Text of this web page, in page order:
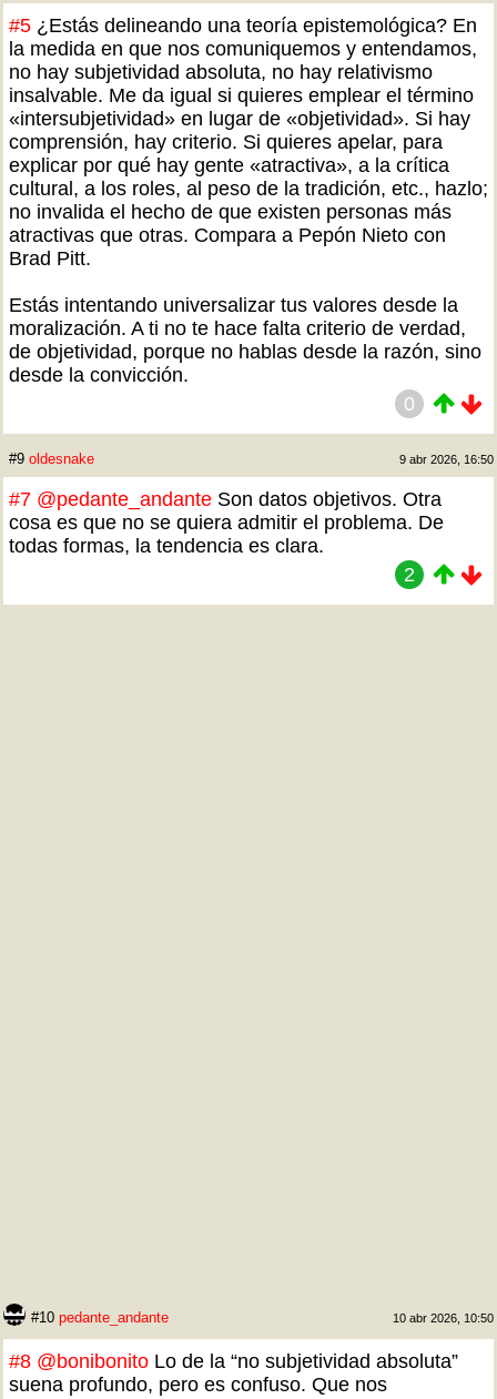
#5 ¿Estás delineando una teoría epistemológica? En
la medida en que nos comuniquemos y entendamos,
no hay subjetividad absoluta, no hay relativismo
insalvable. Me da igual si quieres emplear el término
«intersubjetividad» en lugar de «objetividad». Si hay
comprensión, hay criterio. Si quieres apelar, para
explicar por qué hay gente «atractiva», a la crítica
cultural, a los roles, al peso de la tradición, etc., hazlo;
no invalida el hecho de que existen personas más
atractivas que otras. Compara a Pepón Nieto con
Brad Pitt.
Estás intentando universalizar tus valores desde la
moralización. A ti no te hace falta criterio de verdad,
de objetividad, porque no hablas desde la razón, sino
desde la convicción.
0
#9 oldesnake 9 abr 2026, 16:50
#7 @pedante_andante Son datos objetivos. Otra
cosa es que no se quiera admitir el problema. De
todas formas, la tendencia es clara.
2
#10 pedante_andante 10 abr 2026, 10:50
#8 @bonibonito Lo de la “no subjetividad absoluta”
suena profundo, pero es confuso. Que nos